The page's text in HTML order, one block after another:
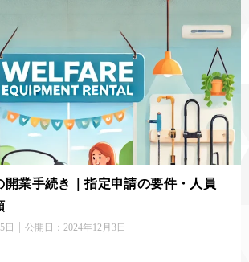
開業手続き｜指定申請の要件・人員
日 公開日： 2024年12月3日